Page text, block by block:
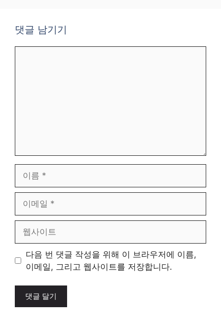
댓글 남기기
일
트
다음 번 댓글 작성을 위해 이 브라우저에 이름,
이메일, 그리고 웹사이트를 저장합니다.